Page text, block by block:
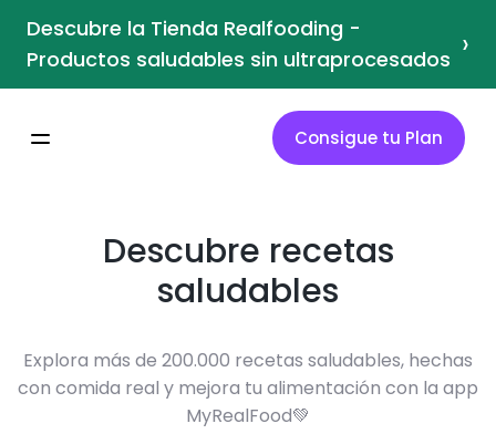
Descubre la Tienda Realfooding -
Productos saludables sin ultraprocesados ›
Consigue tu Plan
Descubre recetas
saludables
Explora más de 200.000 recetas saludables, hechas
con comida real y mejora tu alimentación con la app
MyRealFood💚